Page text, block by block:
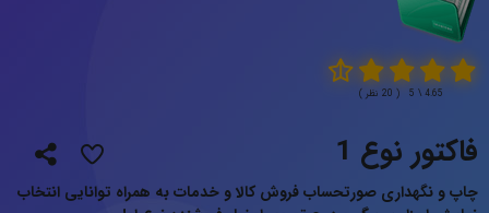
4.65 \ 5 ( 20 نظر )
فاکتور نوع 1
چاپ و نگهداری صورتحساب فروش کالا و خدمات به همراه توانایی انتخاب